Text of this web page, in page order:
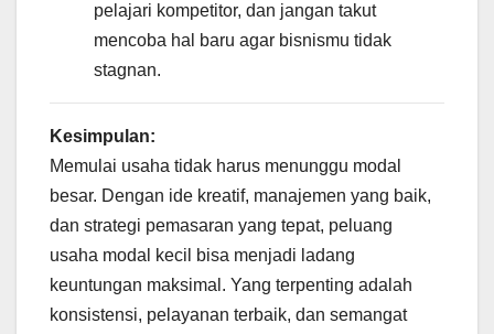
pelajari kompetitor, dan jangan takut
mencoba hal baru agar bisnismu tidak
stagnan.
Kesimpulan:
Memulai usaha tidak harus menunggu modal
besar. Dengan ide kreatif, manajemen yang baik,
dan strategi pemasaran yang tepat, peluang
usaha modal kecil bisa menjadi ladang
keuntungan maksimal. Yang terpenting adalah
konsistensi, pelayanan terbaik, dan semangat